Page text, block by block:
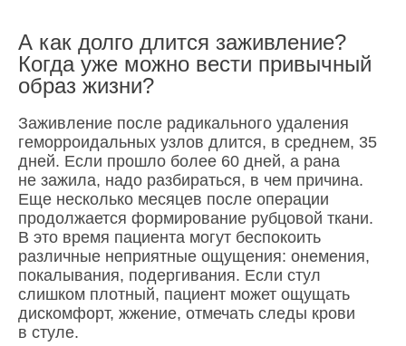
А как долго длится заживление?
Когда уже можно вести привычный
образ жизни?
Заживление после радикального удаления
геморроидальных узлов длится, в среднем, 35
дней. Если прошло более 60 дней, а рана
не зажила, надо разбираться, в чем причина.
Еще несколько месяцев после операции
продолжается формирование рубцовой ткани.
В это время пациента могут беспокоить
различные неприятные ощущения: онемения,
покалывания, подергивания. Если стул
слишком плотный, пациент может ощущать
дискомфорт, жжение, отмечать следы крови
в стуле.